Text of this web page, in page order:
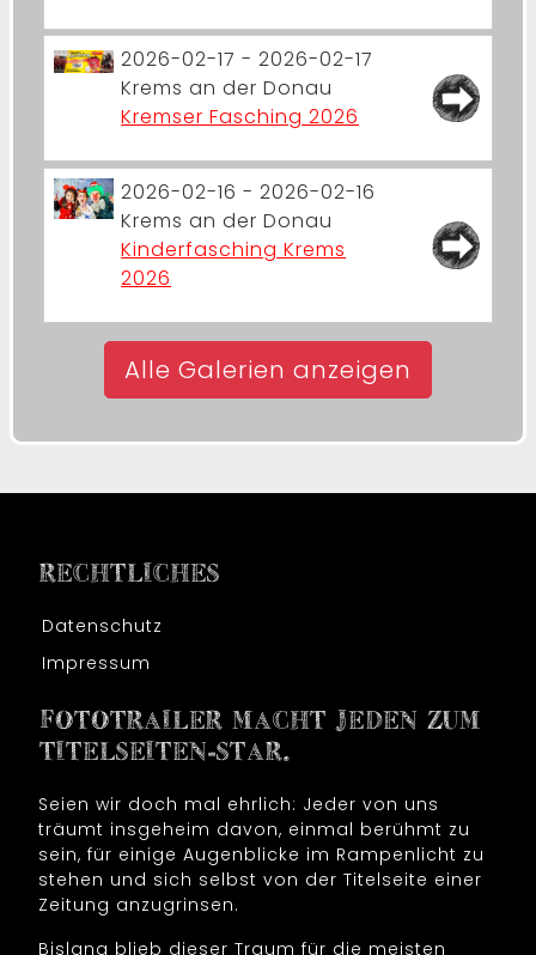
2026-02-17 - 2026-02-17
Krems an der Donau
Kremser Fasching 2026
2026-02-16 - 2026-02-16
Krems an der Donau
Kinderfasching Krems
2026
Alle Galerien anzeigen
RECHTLICHES
Datenschutz
Impressum
FOTOTRAILER MACHT JEDEN ZUM
TITELSEITEN-STAR.
Seien wir doch mal ehrlich: Jeder von uns
träumt insgeheim davon, einmal berühmt zu
sein, für einige Augenblicke im Rampenlicht zu
stehen und sich selbst von der Titelseite einer
Zeitung anzugrinsen.
Bislang blieb dieser Traum für die meisten